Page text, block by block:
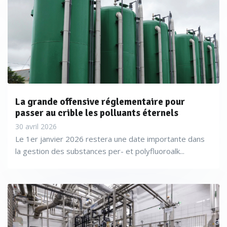
ne fait pas l’hypochlorite. Il est par exemple intéressant pour
tout ce qui est eau chaude sanitaire dans les maisons de
retraite, les hôpitaux, bref là où un public fragile ne doit
surtout pas être exposé à la légionnelle» explique Jérémie
Machémy (Evoqua).
La grande offensive réglementaire pour
passer au crible les polluants éternels
30 avril 2026
Le 1er janvier 2026 restera une date importante dans
la gestion des substances per- et polyfluoroalk...